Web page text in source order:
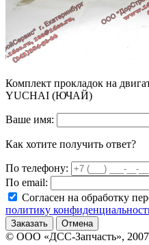
Комплект прокладок на
YUCHAI (ЮЧАЙ)
Ваше имя:
Как хотите получить ответ?
По телефону:
По email:
Согласен на обработку
политику
Заказать Отмена
© ООО «ДСС-Запчасть»,